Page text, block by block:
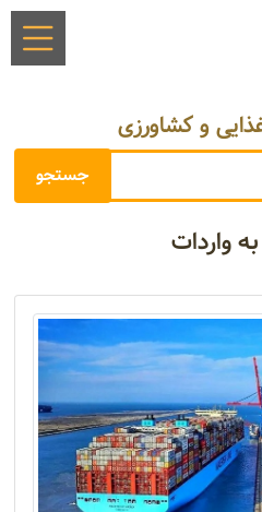
و کشاورزی
واردات